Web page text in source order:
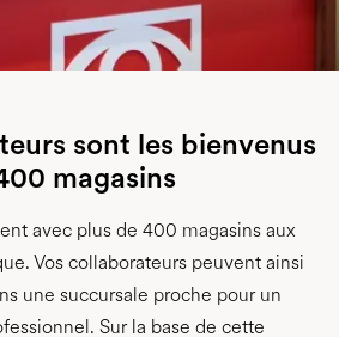
sont les bienvenus
magasins
avec plus de 400 magasins aux
Vos collaborateurs peuvent ainsi
une succursale proche pour un
Sur la base de cette